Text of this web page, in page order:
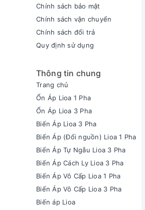
Chính sách bảo mật
Chính sách vận chuyển
Chính sách đổi trả
Quy định sử dụng
Thông tin chung
Trang chủ
Ổn Áp Lioa 1 Pha
Ổn Áp Lioa 3 Pha
Biến Áp Lioa 3 Pha
Biến Áp (Đổi nguồn) Lioa 1 Pha
Biến Áp Tự Ngẫu Lioa 3 Pha
Biến Áp Cách Ly Lioa 3 Pha
Biến Áp Vô Cấp Lioa 1 Pha
Biến Áp Vô Cấp Lioa 3 Pha
Biến áp Lioa